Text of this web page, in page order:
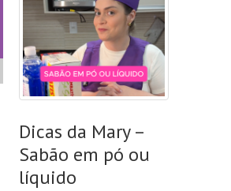
Dicas da Mary –
Sabão em pó ou
líquido